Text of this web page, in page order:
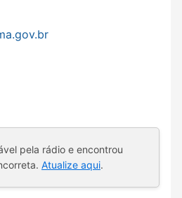
pela rádio e encontrou
Atualize aqui.